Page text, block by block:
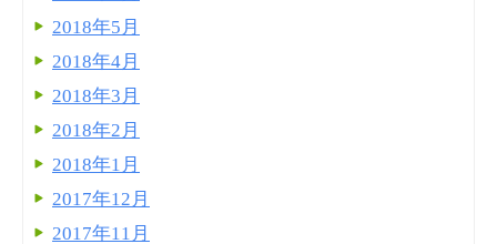
2018年5月
2018年4月
2018年3月
2018年2月
2018年1月
2017年12月
2017年11月